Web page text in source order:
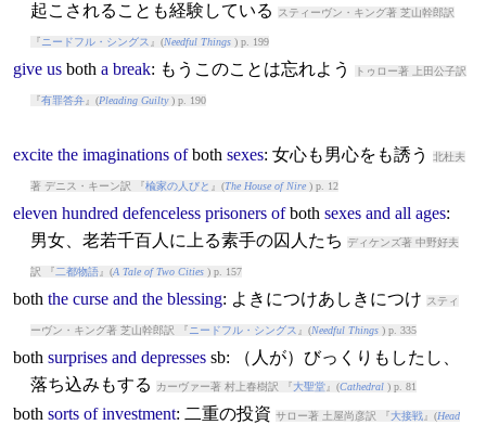
起こされることも経験している
スティーヴン・キング著 芝山幹郎訳
『 ニードフル・シングス 』(Needful Things) p. 199
give us both a break: もうこのことは忘れよう トゥロー著 上田公子訳
『有罪答弁』(Pleading Guilty) p. 190
excite the imaginations of both sexes: 女心も男心をも誘う 北杜夫
著 デニス・キーン訳 『楡家の人びと 』(The House of Nire) p. 12
eleven hundred defenceless prisoners of both sexes and all ages:
男女、老若千百人に上る素手の囚人たち
ディケンズ著 中野好夫
訳 『二都物語』(A Tale of Two Cities) p. 157
both the curse and the blessing: よきにつけあしきにつけ スティ
ーヴン・キング著 芝山幹郎訳 『 ニードフル・シングス 』(Needful Things) p. 335
both surprises and depressessb: （人が）びっくりもしたし、
落ち込みもする
カーヴァー著 村上春樹訳 『 大聖堂』(Cathedral) p. 81
both sorts of investment: 二重の投資 サロー著 土屋尚彦訳 『 大接戦』(Head